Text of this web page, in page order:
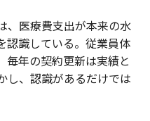
、医療費支出が本来の水
認識している。従業員体
毎年の契約更新は実績と
し、認識があるだけでは